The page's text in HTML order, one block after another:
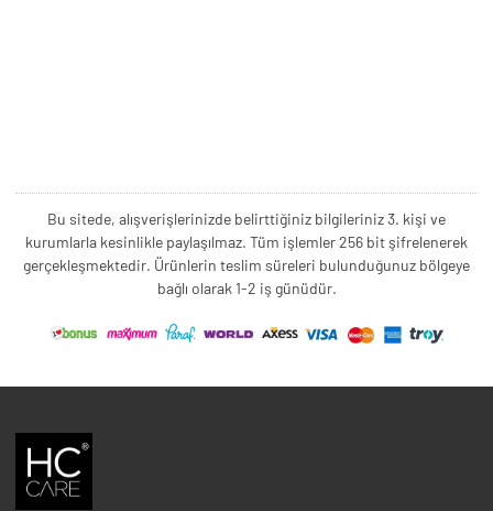
Bu sitede, alışverişlerinizde belirttiğiniz bilgileriniz 3. kişi ve
kurumlarla kesinlikle paylaşılmaz. Tüm işlemler 256 bit şifrelenerek
gerçekleşmektedir. Ürünlerin teslim süreleri bulunduğunuz bölgeye
bağlı olarak 1-2 iş günüdür.